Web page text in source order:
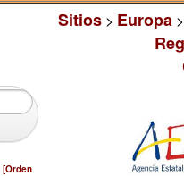
Sitios> Europa
[Orden